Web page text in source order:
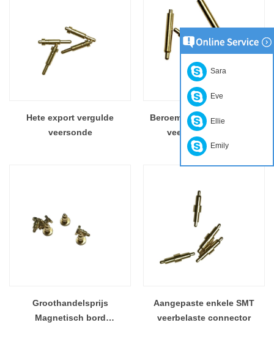
Hete export vergulde
veersonde
Beroemde leverancier 12A
veerpinconnector
Groothandelsprijs
Magnetisch bord
Aangepaste enkele SMT
veerbelaste connector
Sara
Eve
Ellie
Emily